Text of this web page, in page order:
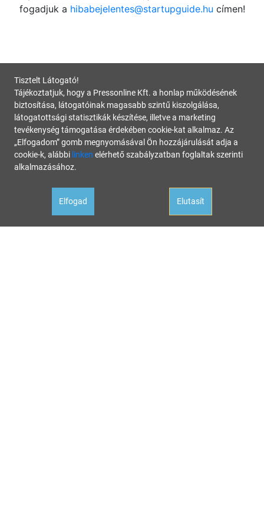
fogadjuk a hibabejelentes@startupguide.hu címen!
Tisztelt Látogató!
Tájékoztatjuk, hogy a Pressonline Kft. a honlap működésének
biztosítása, látogatóinak magasabb szintű kiszolgálása,
látogatottsági statisztikák készítése, illetve a marketing
tevékenység támogatása érdekében cookie-kat alkalmaz. Az
„Elfogadom” gomb megnyomásával Ön hozzájárulását adja a
cookie-k, alábbi linken elérhető szabályzatban foglaltak szerinti
alkalmazásához.
Elfogad Elutasít